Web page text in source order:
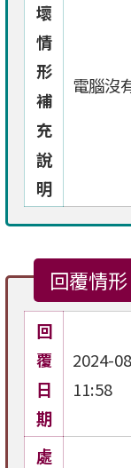
壞
情
形
補
充
說
明
電腦沒
回覆情形
回
覆
日
期
2024-
11:58
處